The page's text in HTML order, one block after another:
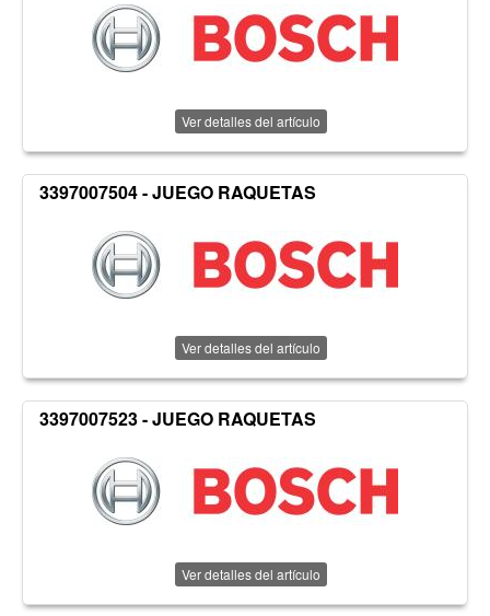
Ver detalles del artículo
3397007504 - JUEGO RAQUETAS
Ver detalles del artículo
3397007523 - JUEGO RAQUETAS
Ver detalles del artículo